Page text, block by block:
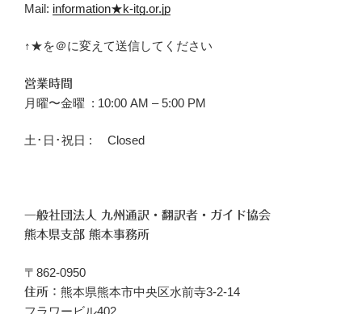
Mail: information★k-itg.or.jp
↑★を＠に変えて送信してください
営業時間
月曜〜金曜 : 10:00 AM – 5:00 PM
土･日･祝日 : Closed
一般社団法人 九州通訳・翻訳者・ガイド協会
熊本県支部 熊本事務所
〒862-0950
住所： 熊本県熊本市中央区水前寺3-2-14
フラワービル402